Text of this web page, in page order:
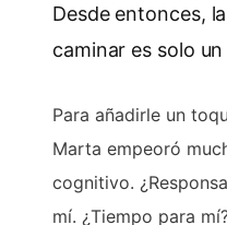
Desde entonces,
caminar es solo
Para añadirle un
Marta empeoró
cognitivo.
mí. ¿Tiempo para